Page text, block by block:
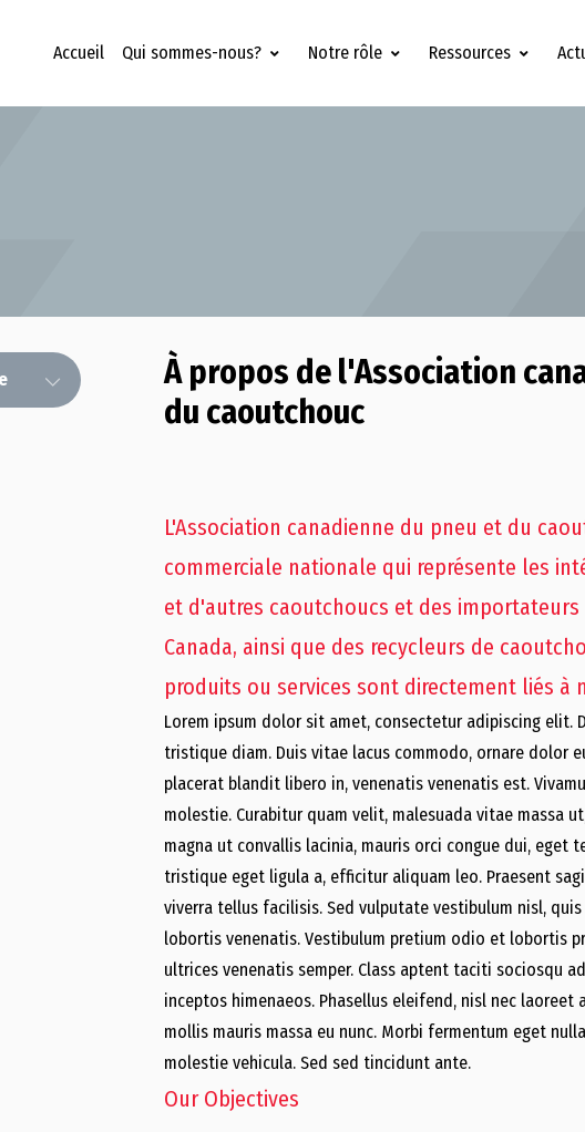
Accueil Qui sommes-nous? Notre rôle Ressources
À propos de l'Association
du caoutchouc
L'Association canadienne du pneu et du
commerciale nationale qui représente les
et d'autres caoutchoucs et des
Canada, ainsi que des recycleurs de
produits ou services sont directement liés à
Lorem ipsum dolor sit amet, consectetur adipiscing elit.
tristique diam. Duis vitae lacus commodo, ornare dolor
placerat blandit libero in, venenatis venenatis est.
molestie. Curabitur quam velit, malesuada vitae massa
magna ut convallis lacinia, mauris orci congue dui, eget
tristique eget ligula a, efficitur aliquam leo. Praesent
viverra tellus facilisis. Sed vulputate vestibulum nisl,
lobortis venenatis. Vestibulum pretium odio et lobortis
ultrices venenatis semper. Class aptent taciti sociosqu
inceptos himenaeos. Phasellus eleifend, nisl nec laoreet
mollis mauris massa eu nunc. Morbi fermentum eget
molestie vehicula. Sed sed tincidunt ante.
Our Objectives